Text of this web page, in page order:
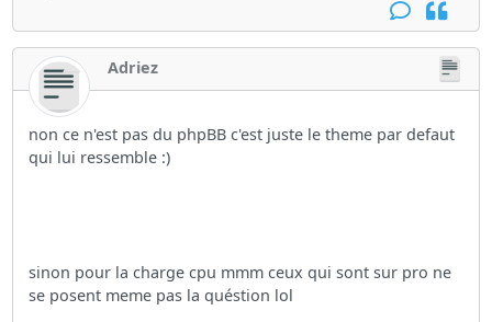
Adriez
non ce n'est pas du phpBB c'est juste le theme par defaut
qui lui ressemble :)
sinon pour la charge cpu mmm ceux qui sont sur pro ne
se posent meme pas la quéstion lol